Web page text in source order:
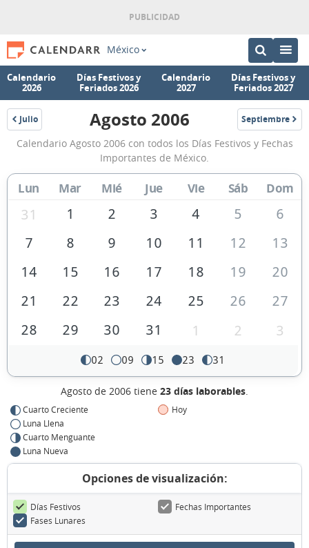
México
Calendario
2026
Días Festivos y
Feriados 2026
Calendario
2027
Días Festivos y
Feriados 2027
Julio
2006
Calendario
Agosto
2006
de
México
Agosto 2006 Septiembre
2006
Calendario Agosto 2006 con todos los Días Festivos y Fechas
Importantes de México.
Lun Mar Mié Jue Vie Sáb Dom
31 1 2 3 4 5
6
7
8 9 10 11 12
13
14
15 16 17 18 19
20
21
22 23 24 25 26
27
28
29 30 31 1 2 3
02 09 15 23 31
Agosto de 2006 tiene 23 días laborables.
Cuarto Creciente
Luna Llena
Cuarto Menguante
Luna Nueva
Hoy
Opciones de visualización:
Días Festivos
Fechas Importantes
Fases Lunares